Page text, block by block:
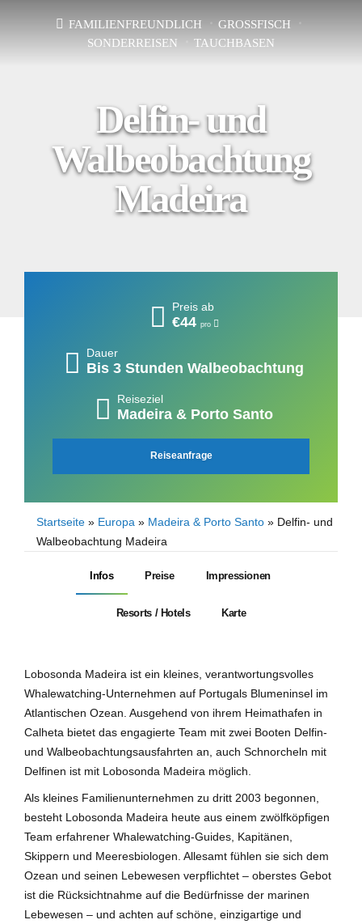
FAMILIENFREUNDLICH
GROSSFISCH
SONDERREISEN
TAUCHBASEN
Delfin- und
Walbeobachtung
Madeira
Preis ab
€44 pro
Dauer
Bis 3 Stunden Walbeobachtung
Reiseziel
Madeira & Porto Santo
Reiseanfrage
Startseite » Europa » Madeira & Porto Santo » Delfin- und
Walbeobachtung Madeira
Infos Preise Impressionen
Resorts / Hotels Karte
Lobosonda Madeira ist ein kleines, verantwortungsvolles
Whalewatching-Unternehmen auf Portugals Blumeninsel im
Atlantischen Ozean. Ausgehend von ihrem Heimathafen in
Calheta bietet das engagierte Team mit zwei Booten Delfin-
und Walbeobachtungsausfahrten an, auch Schnorcheln mit
Delfinen ist mit Lobosonda Madeira möglich.
Als kleines Familienunternehmen zu dritt 2003 begonnen,
besteht Lobosonda Madeira heute aus einem zwölfköpfigen
Team erfahrener Whalewatching-Guides, Kapitänen,
Skippern und Meeresbiologen. Allesamt fühlen sie sich dem
Ozean und seinen Lebewesen verpflichtet – oberstes Gebot
ist die Rücksichtnahme auf die Bedürfnisse der marinen
Lebewesen – und achten auf schöne, einzigartige und